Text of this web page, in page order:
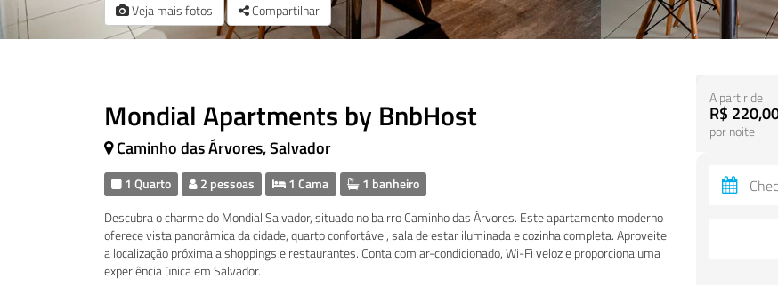
Veja mais fotos Compartilhar
Mondial Apartments by BnbHost
Caminho das Árvores, Salvador
1 Quarto 2 pessoas 1 Cama 1 banheiro
Descubra o charme do Mondial Salvador, situado no bairro Caminho das Árvores. Este apartamento moderno
oferece vista panorâmica da cidade, quarto confortável, sala de estar iluminada e cozinha completa. Aproveite
a localização próxima a shoppings e restaurantes. Conta com ar-condicionado, Wi-Fi veloz e proporciona uma
experiência única em Salvador.
A partir de
R$
por noite